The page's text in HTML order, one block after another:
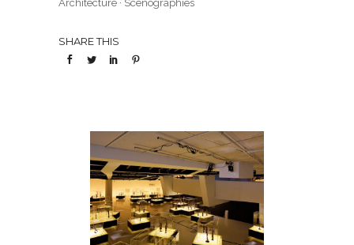
Architecture · Scénographies
SHARE THIS